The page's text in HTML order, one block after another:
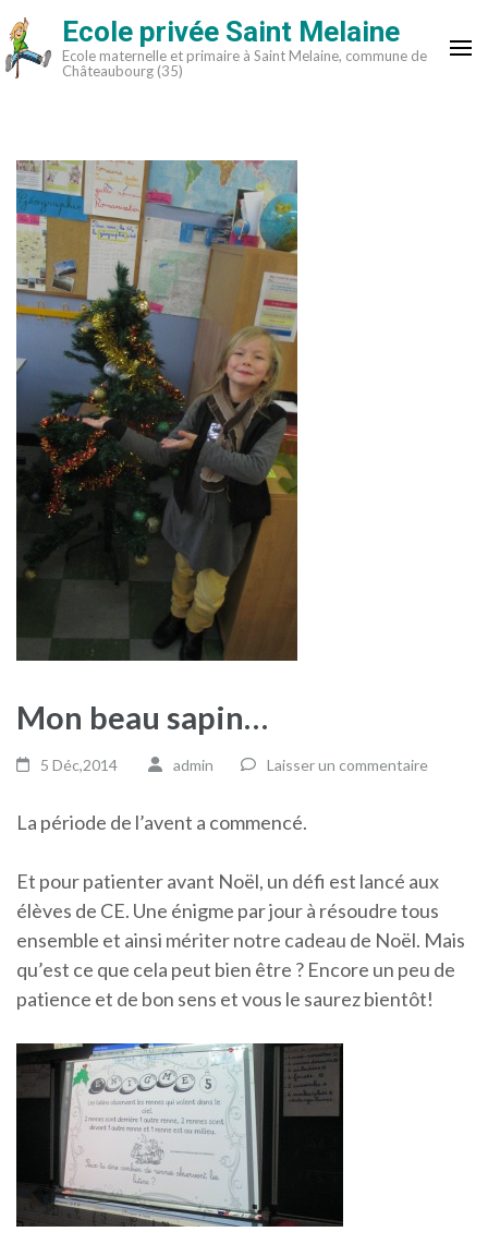
Aller
au
contenu
Ecole privée Saint Melaine
Ecole maternelle et primaire à Saint Melaine, commune de
Châteaubourg (35)
Mon beau sapin…
5 Déc,2014 admin Laisser un commentaire
La période de l’avent a commencé.
Et pour patienter avant Noël, un défi est lancé aux
élèves de CE. Une énigme par jour à résoudre tous
ensemble et ainsi mériter notre cadeau de Noël. Mais
qu’est ce que cela peut bien être ? Encore un peu de
patience et de bon sens et vous le saurez bientôt!